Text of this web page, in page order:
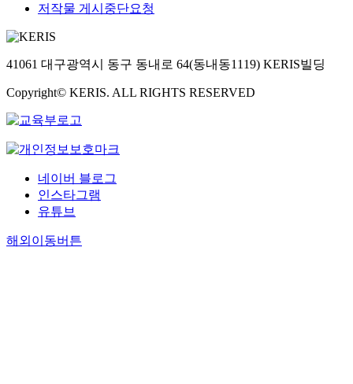
저작물 게시중단요청
41061 대구광역시 동구 동내로 64(동내동1119) KERIS빌딩
Copyright© KERIS. ALL RIGHTS RESERVED
네이버 블로그
인스타그램
유튜브
해외이동버튼